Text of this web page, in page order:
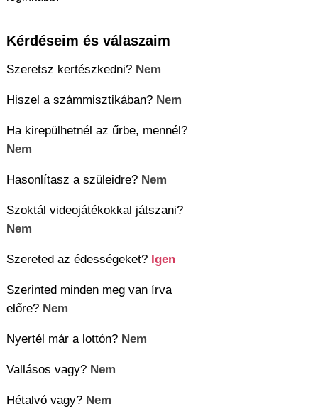
Kérdéseim és válaszaim
Szeretsz kertészkedni? Nem
Hiszel a számmisztikában? Nem
Ha kirepülhetnél az űrbe, mennél?
Nem
Hasonlítasz a szüleidre? Nem
Szoktál videojátékokkal játszani?
Nem
Szereted az édességeket? Igen
Szerinted minden meg van írva
előre? Nem
Nyertél már a lottón? Nem
Vallásos vagy? Nem
Hétalvó vagy? Nem